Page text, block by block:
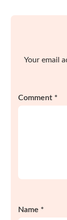
Your email
Comment *
Name *